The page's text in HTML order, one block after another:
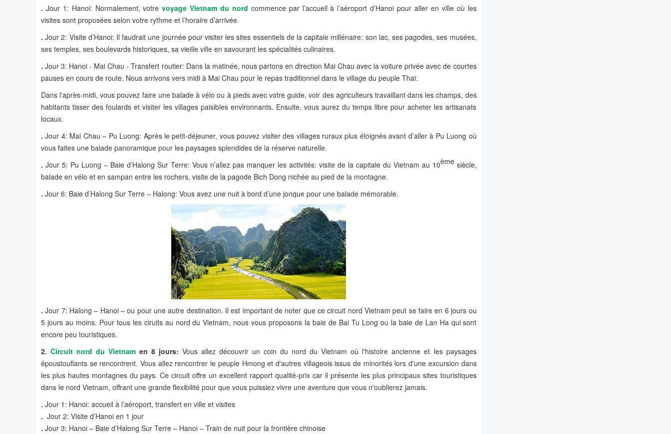
. Jour 1: Hanoi: Normalement, votrevoyage Vietnam du nord commence par l’accueil à l’aéroport d’Hanoi pour aller en ville où les
visites sont proposées selon votre rythme et l’horaire d’arrivée.
.Jour 2: Visite d’Hanoi: Il faudrait une journée pour visiter les sites essentiels de la capitale millénaire: son lac, ses pagodes, ses musées,
ses temples, ses boulevards historiques, sa vieille ville en savourant les spécialités culinaires.
.Jour 3: Hanoi - Mai Chau - Transfert routier: Dans la matinée, nous partons en direction Mai Chau avec la voiture privée avec de courtes
pauses en cours de route. Nous arrivons vers midi à Mai Chau pour le repas traditionnel dans le village du peuple Thaï.
Dans l'après-midi, vous pouvez faire une balade à vélo ou à pieds avec votre guide, voir des agriculteurs travaillant dans les champs, des
habitants tisser des foulards et visiter les villages paisibles environnants. Ensuite, vous aurez du temps libre pour acheter les artisanats
locaux.
.Jour 4: Mai Chau – Pu Luong: Après le petit-déjeuner, vous pouvez visiter des villages ruraux plus éloignés avant d’aller à Pu Luong où
vous faites une balade panoramique pour les paysages splendides de la réserve naturelle.
. Jour 5: Pu Luong – Baie d’Halong Sur Terre: Vous n’allez pas manquer les activités: visite de la capitale du Vietnam au 10èmesiècle,
balade en vélo et en sampan entre les rochers, visite de la pagode Bich Dong nichée au pied de la montagne.
. Jour 6: Baie d’Halong Sur Terre – Halong: Vous avez une nuit à bord d’une jonque pour une balade mémorable.
.Jour 7: Halong – Hanoi – ou pour une autre destination. Il est important de noter que ce circuit nord Vietnam peut se faire en 6 jours ou
5 jours au moins. Pour tous les ciruits au nord du Vietnam, nous vous proposons la baie de Bai Tu Long ou la baie de Lan Ha qui sont
encore peu touristiques.
2.Circuit nord du Vietnam en 8 jours: Vous allez découvrir un coin du nord du Vietnam où l'histoire ancienne et les paysages
époustouflants se rencontrent. Vous allez rencontrer le peuple Hmong et d'autres villageois issus de minorités lors d'une excursion dans
les plus hautes montagnes du pays. Ce circuit offre un excellent rapport qualité-prix car il présente les plus principaux sites touristiques
dans le nord Vietnam, offrant une grande flexibilité pour que vous puissiez vivre une aventure que vous n'oublierez jamais.
. Jour 1: Hanoi: accueil à l’aéroport, transfert en ville et visites
. Jour 2: Visite d’Hanoi en 1 jour
. Jour 3: Hanoi – Baie d’Halong Sur Terre – Hanoi – Train de nuit pour la frontière chinoise